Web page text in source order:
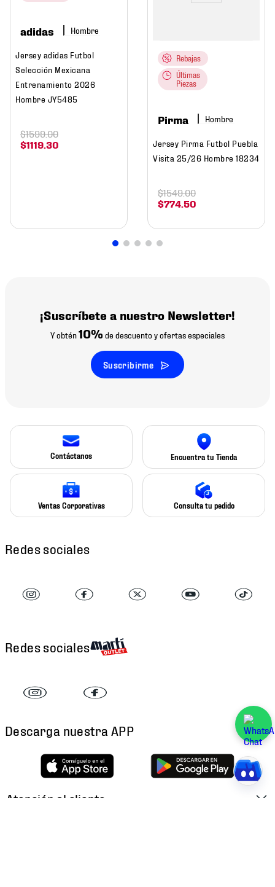
adidas Hombre
Jersey adidas Futbol
Selección Mexicana
Entrenamiento 2026
Hombre JY5485
$1119.30
$1599.00
Rebajas
Últimas
Piezas
Pirma Hombre
Jersey Pirma Futbol Puebla
Visita 25/26 Hombre 18234
$774.50
$1549.00
¡Suscríbete a nuestro Newsletter!
Y obtén10% de descuento y ofertas especiales
Suscribirme
Contáctanos Encuentra tu Tienda
Ventas Corporativas Consulta tu pedido
Redes sociales
Redes sociales
Descarga nuestra APP
Atención al cliente